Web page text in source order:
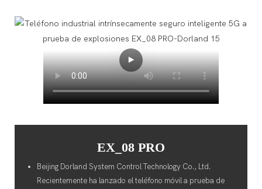
EX_08 PRO
Beijing Dorland System Control Technology Co., Ltd.
Recientemente ha lanzado el teléfono móvil a prueba de